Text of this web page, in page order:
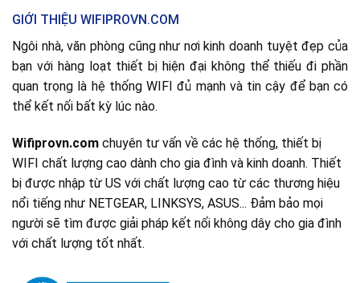
GIỚI THIỆU WIFIPROVN.COM
Ngôi nhà, văn phòng cũng như nơi kinh doanh tuyệt đẹp của
bạn với hàng loạt thiết bị hiện đại không thể thiếu đi phần
quan trọng là hệ thống WIFI đủ mạnh và tin cậy để bạn có
thể kết nối bất kỳ lúc nào.
Wifiprovn.com chuyên tư vấn về các hệ thống, thiết bị
WIFI chất lượng cao dành cho gia đình và kinh doanh. Thiết
bị được nhập từ US với chất lượng cao từ các thương hiệu
nổi tiếng như NETGEAR, LINKSYS, ASUS... Đảm bảo mọi
người sẽ tìm được giải pháp kết nối không dây cho gia đình
với chất lượng tốt nhất.